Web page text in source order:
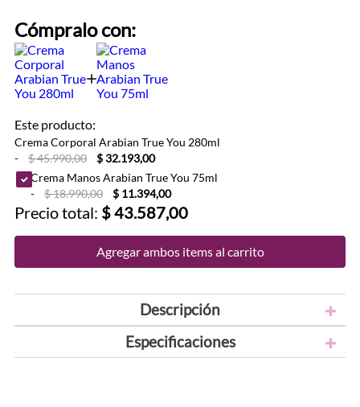
Cómpralo con:
Este producto:
Crema Corporal Arabian True You 280ml
-
$ 45.990,00
$ 32.193,00
Crema Manos Arabian True You 75ml
-
$ 18.990,00 $ 11.394,00
Precio total: $ 43.587,00
Agregar ambos items al carrito
Descripción
Especificaciones